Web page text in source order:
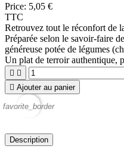
Price: 5,05 €
TTC
Retrouvez tout le réconfort de
Préparée selon le savoir-faire
généreuse potée de légumes
Un plat de terroir authentique,
 
 Ajouter au panier
favorite_border
Description